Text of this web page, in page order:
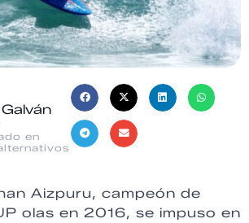
en
Aizpuru, campeón de
olas en 2016, se impuso en